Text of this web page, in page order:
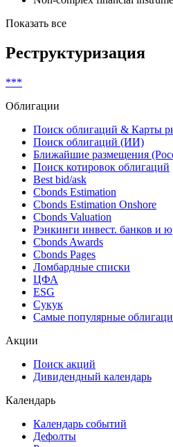
Показать все
Реструктуризация
***
Облигации
Поиск облигаций & Карты
Поиск облигаций (ИИ)
Ближайшие размещения
Поиск котировок облигаций
Best bid/ask
Cbonds Estimation
Cbonds Estimation Onshore
Cbonds Valuation
Рэнкинги инвест. банков и
Cbonds Awards
Cbonds Pages
Ломбардные списки
ЦФА
ESG
Сукук
Самые популярные
Акции
Поиск акций
Дивидендный календарь
Календарь
Календарь событий
Дефолты